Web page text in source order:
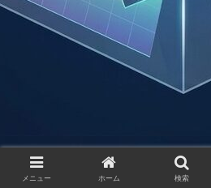
メニュー ホーム 検索